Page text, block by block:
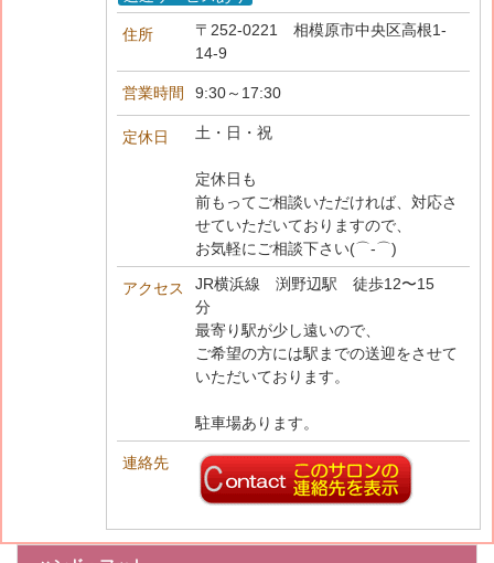
住所
〒252-0221 相模原市中央区高根1-
14-9
営業時間 9:30～17:30
定休日 土・日・祝
定休日も
前もってご相談いただければ、対応さ
せていただいておりますので、
お気軽にご相談下さい(⌒‐⌒)
アクセス
JR横浜線 渕野辺駅 徒歩12〜15
分
最寄り駅が少し遠いので、
ご希望の方には駅までの送迎をさせて
いただいております。
駐車場あります。
連絡先